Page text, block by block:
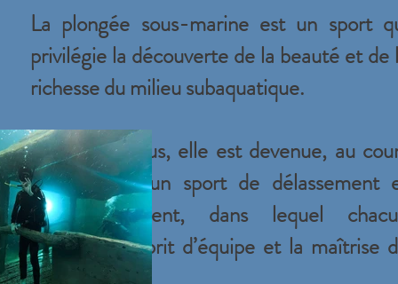
La plongée sous-marine est un sport
privilégie la découverte de la beauté et de
richesse du milieu subaquatique.
Ouverte à tous, elle est devenue, au
des années, un sport de délassement
d’émerveillement, dans lequel
découvre l’esprit d’équipe et la maîtrise